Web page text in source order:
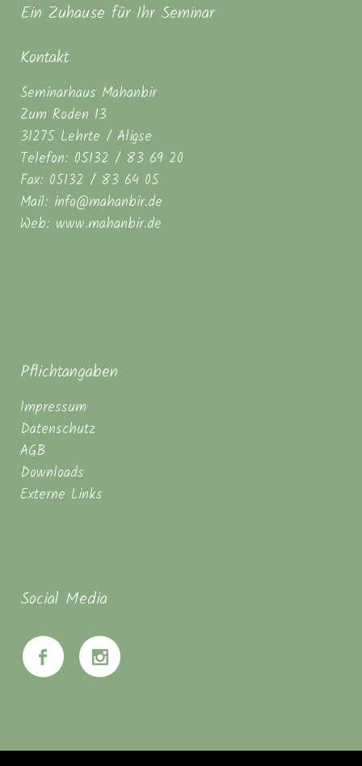
Ein Zuhause für Ihr Seminar
Kontakt
Seminarhaus Mahanbir
Zum Roden 13
31275 Lehrte / Aligse
Telefon: 05132 / 83 69 20
Fax: 05132 / 83 64 05
Mail: info@mahanbir.de
Web: www.mahanbir.de
Pflichtangaben
Impressum
Datenschutz
AGB
Downloads
Externe Links
Social Media